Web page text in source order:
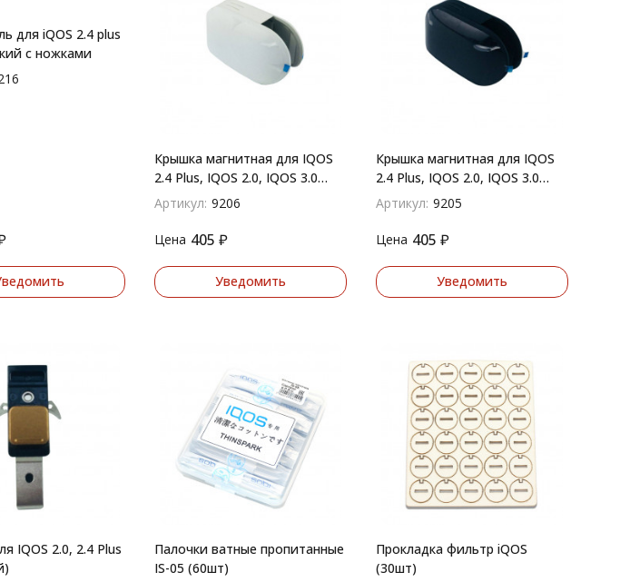
для iQOS 2.4 plus
с ножками
Крышка магнитная для IQOS
2.4 Plus, IQOS 2.0, IQOS 3.0
(белый)
Артикул: 9206
Цена 405 ₽
Уведомить
Крышка магнитная для IQOS
2.4 Plus, IQOS 2.0, IQOS 3.0
(черный)
Артикул: 9205
Цена 405 ₽
Уведомить
IQOS 2.0, 2.4 Plus
Палочки ватные пропитанные
IS-05 (60шт)
Прокладка фильтр iQOS
(30шт)